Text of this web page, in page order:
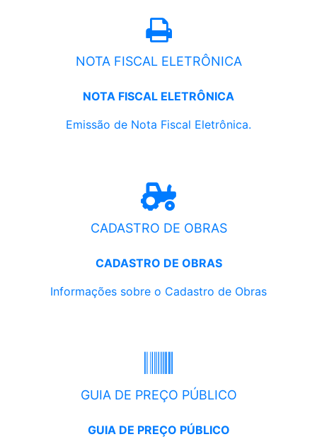
NOTA FISCAL ELETRÔNICA
NOTA FISCAL ELETRÔNICA
Emissão de Nota Fiscal Eletrônica.
CADASTRO DE OBRAS
CADASTRO DE OBRAS
Informações sobre o Cadastro de Obras
GUIA DE PREÇO PÚBLICO
GUIA DE PREÇO PÚBLICO